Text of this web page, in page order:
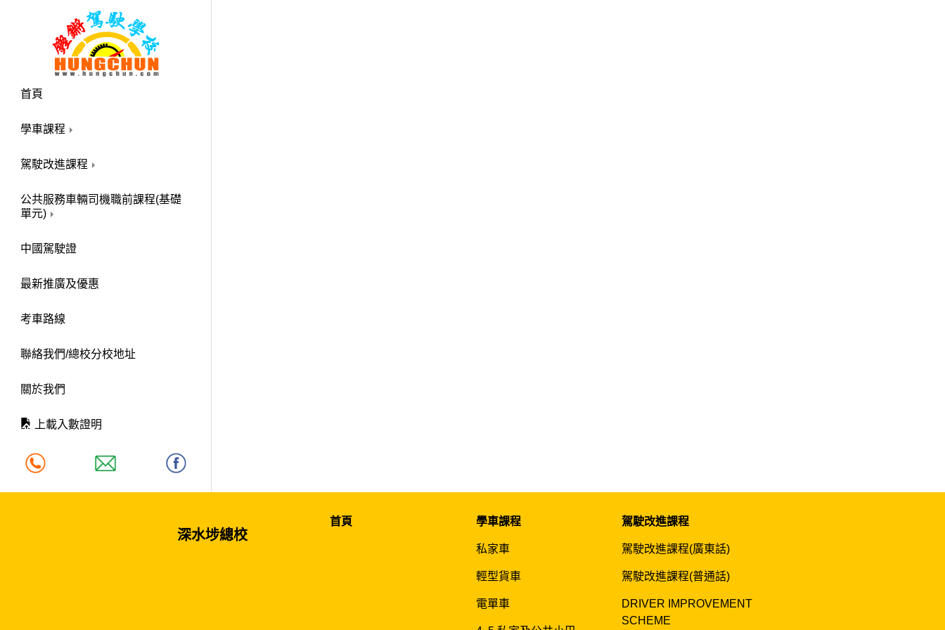
首頁
學車課程
駕駛改進課程
公共服務車輛司機職前課程(基礎
單元)
中國駕駛證
最新推廣及優惠
考車路線
聯絡我們/總校分校地址
關於我們
上載入數證明
深水埗總校
首頁 學車課程
私家車
輕型貨車
電單車
駕駛改進課程
駕駛改進課程(廣東話)
駕駛改進課程(普通話)
DRIVER IMPROVEMENT
SCHEME